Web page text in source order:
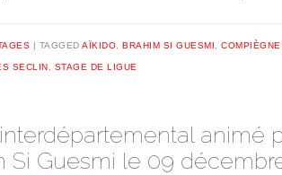
TAGGEDAÏKIDO,BRAHIM SI GUESMI,COMPIÈGNE
SECLIN, STAGE DE LIGUE
animé
Si Guesmi le 09